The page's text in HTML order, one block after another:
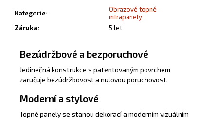
Kategorie:
Obrazové topné
infrapanely
Záruka: 5 let
Bezúdržbové a bezporuchové
Jedinečná konstrukce s patentovaným povrchem
zaručuje bezúdržbovost a nulovou poruchovost.
Moderní a stylové
Topné panely se stanou dekorací a moderním vizuálním